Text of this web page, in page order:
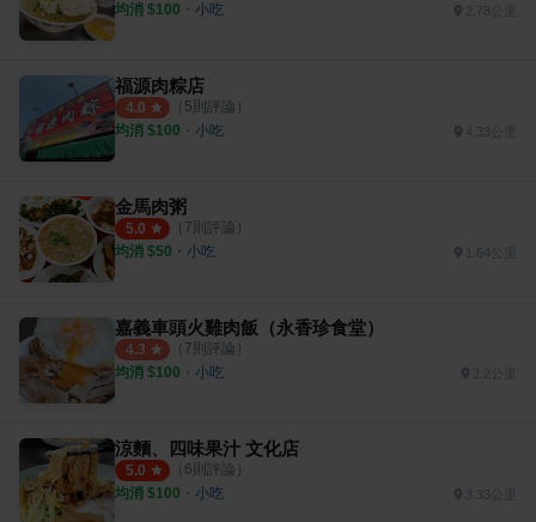
均消 $100 ・ 小吃
福源肉粽店
4.0 （ 5則評論）
均消 $100 ・ 小吃 4.33公里
金馬肉粥
5.0 （ 7則評論）
均消 $50 ・ 小吃 1.64公里
嘉義車頭火雞肉飯（永香珍食堂）
4.3 （ 7則評論）
均消 $100 ・ 小吃
涼麵、四味果汁 文化店
5.0 （ 6則評論）
均消 $100 ・ 小吃